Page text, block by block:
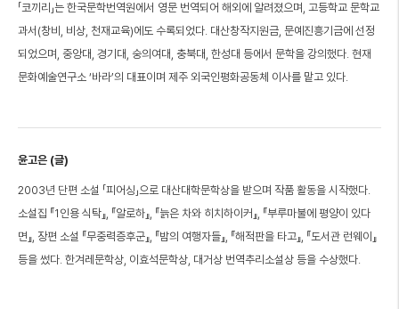
「코끼리」는 한국문학번역원에서 영문 번역되어 해외에 알려졌으며, 고등학교 문학교
과서(창비, 비상, 천재교육)에도 수록되었다. 대산창작지원금, 문예진흥기금에 선정
되었으며, 중앙대, 경기대, 숭의여대, 충북대, 한성대 등에서 문학을 강의했다. 현재
문화예술연구소 ‘바라’의 대표이며 제주 외국인평화공동체 이사를 맡고 있다.
윤고은 (글)
2003년 단편 소설 「피어싱」으로 대산대학문학상을 받으며 작품 활동을 시작했다.
소설집 『1인용 식탁』, 『알로하』, 『늙은 차와 히치하이커』, 『부루마불에 평양이 있다
면』, 장편 소설 『무중력증후군』, 『밤의 여행자들』, 『해적판을 타고』, 『도서관 런웨이』
등을 썼다. 한겨레문학상, 이효석문학상, 대거상 번역추리소설상 등을 수상했다.